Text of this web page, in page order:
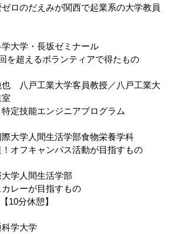
のだえみが関西で起業系の大学教員
大学・長坂ゼミナール
超えるボランティアで得たもの
八戸工業大学客員教授／八戸工業大
技能エンジニアプログラム
大学人間生活学部食物栄養学科
フキャンパス活動が目指すもの
学人間生活学部
レーが目指すもの
休憩】
学大学